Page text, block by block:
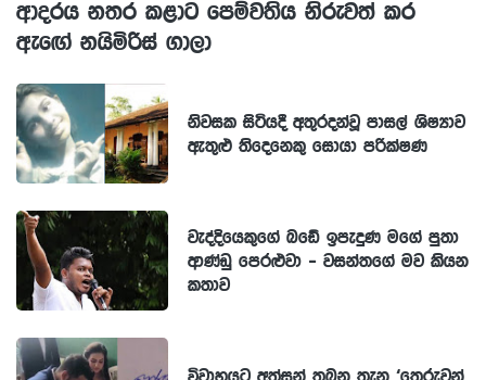
ආදරය නතර කළාට පෙම්වතිය නිරුවත් කර
ඇඟේ නයිමිරිස් ගාලා
නිවසක සිටියදී අතුරදන්වූ පාසල් ශිෂ්‍යාව
ඇතුළු තිදෙනෙකු සොයා පරික්ෂණ
වැද්දියෙකුගේ බඩේ ඉපැදුණ මගේ පුතා
ආණ්ඩු පෙරළුවා - වසන්තගේ මව කියන
කතාව
විවාහයට අත්සන් තබන තැන ‘තෙරුවන්